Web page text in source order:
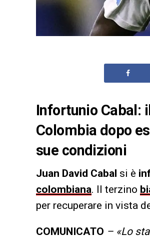
Infortunio Cabal:
Colombia dopo
sue condizioni
Juan David Cabal si è
colombiana. Il terzino
per recuperare in vista
COMUNICATO – «Lo